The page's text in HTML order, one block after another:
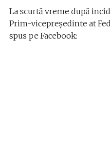
La scurtă vreme după
Prim-vicepreședinte at
spus pe Facebook: